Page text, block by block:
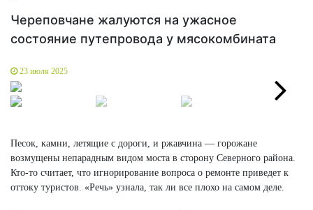
Череповчане жалуются на ужасное
состояние путепровода у мясокомбината
23 июля 2025
Песок, камни, летящие с дороги, и ржавчина — горожане
возмущены непарадным видом моста в сторону Северного района.
Кто-то считает, что игнорирование вопроса о ремонте приведет к
оттоку туристов. «Речь» узнала, так ли все плохо на самом деле.